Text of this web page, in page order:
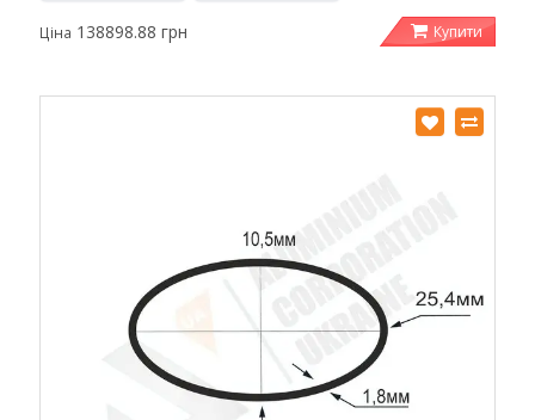
Ціна 138898.88 грн Купити